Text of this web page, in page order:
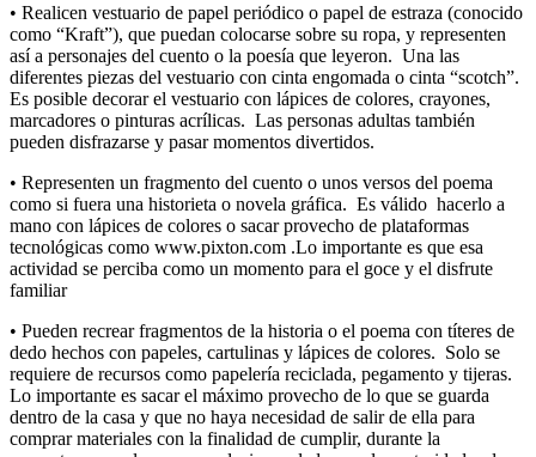
• Realicen vestuario de papel periódico o papel de estraza (conocido
como “Kraft”), que puedan colocarse sobre su ropa, y representen
así a personajes del cuento o la poesía que leyeron. Una las
diferentes piezas del vestuario con cinta engomada o cinta “scotch”.
Es posible decorar el vestuario con lápices de colores, crayones,
marcadores o pinturas acrílicas. Las personas adultas también
pueden disfrazarse y pasar momentos divertidos.
• Representen un fragmento del cuento o unos versos del poema
como si fuera una historieta o novela gráfica. Es válido hacerlo a
mano con lápices de colores o sacar provecho de plataformas
tecnológicas como www.pixton.com .Lo importante es que esa
actividad se perciba como un momento para el goce y el disfrute
familiar
• Pueden recrear fragmentos de la historia o el poema con títeres de
dedo hechos con papeles, cartulinas y lápices de colores. Solo se
requiere de recursos como papelería reciclada, pegamento y tijeras.
Lo importante es sacar el máximo provecho de lo que se guarda
dentro de la casa y que no haya necesidad de salir de ella para
comprar materiales con la finalidad de cumplir, durante la